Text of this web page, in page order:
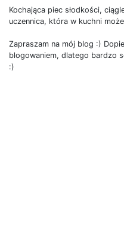
Kochająca piec słodkości,
uczennica, która w kuchni
Zapraszam na mój blog :)
blogowaniem, dlatego bardzo
:)